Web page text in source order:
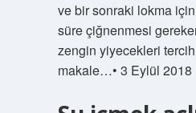
ve bir sonraki lokma
süre çiğnenmesi
zengin yiyecekleri
makale…• 3 Eylül 2018